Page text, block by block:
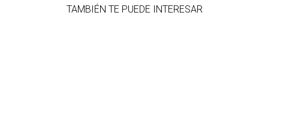
TAMBIÉN TE PUEDE INTERESAR